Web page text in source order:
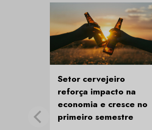
Setor cervejeiro
reforça impacto na
economia e cresce no
primeiro semestre